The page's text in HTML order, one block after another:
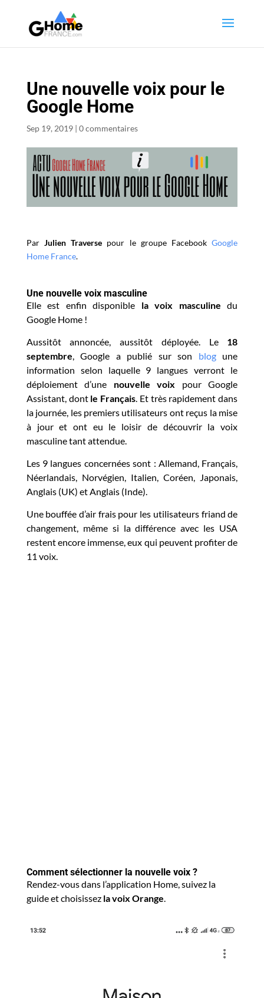
Une nouvelle voix pour le
Google Home
Sep 19, 2019| 0 commentaires
Par Julien Traverse pour le groupe FacebookGoogle
Home France.
Une nouvelle voix masculine
Elle est enfin disponible la voix masculine du
Google Home !
Aussitôt annoncée, aussitôt déployée. Le 18
septembre , Google a publié sur son blogune
information selon laquelle 9 langues verront le
déploiement d’une nouvelle voix pour Google
Assistant, dont le Français . Et très rapidement dans
la journée, les premiers utilisateurs ont reçus la mise
à jour et ont eu le loisir de découvrir la voix
masculine tant attendue.
Les 9 langues concernées sont : Allemand, Français,
Néerlandais, Norvégien, Italien, Coréen, Japonais,
Anglais (UK) et Anglais (Inde).
Une bouffée d’air frais pour les utilisateurs friand de
changement, même si la différence avec les USA
restent encore immense, eux qui peuvent profiter de
11 voix.
Comment sélectionner la nouvelle voix ?
Rendez-vous dans l’application Home, suivez la
guide et choisissez la voix Orange